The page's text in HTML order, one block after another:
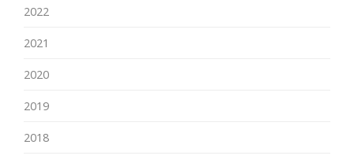
2022
2021
2020
2019
2018